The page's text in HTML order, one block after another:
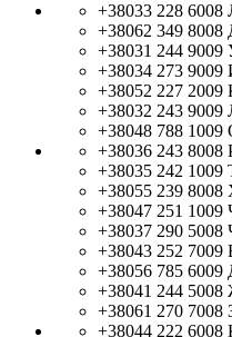
+38033 228 6008
+38062 349 8008
+38031 244 9009
+38034 273 9009
+38052 227 2009
+38032 243 9009
+38048 788 1009
+38036 243 8008
+38035 242 1009
+38055 239 8008
+38047 251 1009
+38037 290 5008
+38043 252 7009
+38056 785 6009
+38041 244 5008
+38061 270 7008
+38044 222 6008